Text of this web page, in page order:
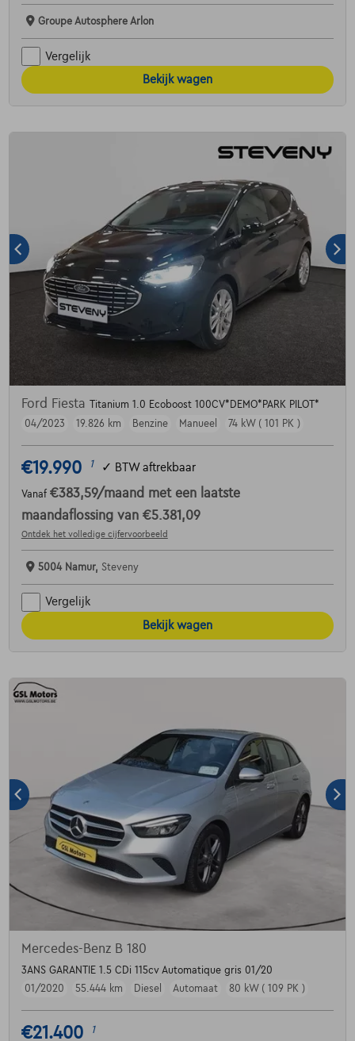
Groupe Autosphere Arlon
Vergelijk
Bekijk wagen
Ford Fiesta Titanium 1.0 Ecoboost 100CV*DEMO*PARK PILOT*
04/2023
19.826 km Benzine Manueel 74 kW ( 101 PK )
€19.990 1 ✓ BTW aftrekbaar
Vanaf €383,59/maand met een laatste
maandaflossing van €5.381,09
Ontdek het volledige cijfervoorbeeld
5004 Namur, Steveny
Vergelijk
Bekijk wagen
Mercedes-Benz B 180
3ANS GARANTIE 1.5 CDi 115cv Automatique gris 01/20
01/2020
55.444 km Diesel Automaat 80 kW ( 109 PK )
€21.400 1